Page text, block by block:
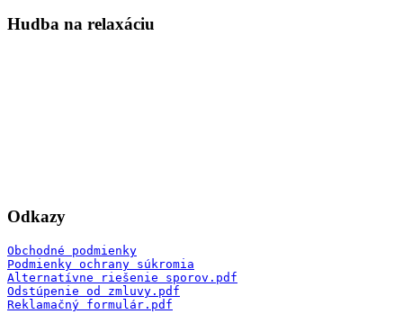
Hudba na relaxáciu
Odkazy
Obchodné podmienky
Podmienky ochrany súkromia
Alternatívne riešenie sporov.pdf
Odstúpenie od zmluvy.pdf
Reklamačný formulár.pdf